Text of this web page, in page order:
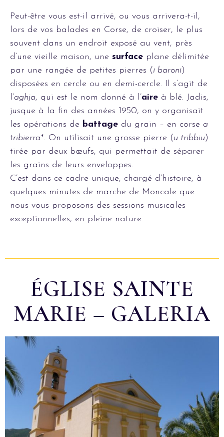
Peut-être vous est-il arrivé, ou vous arrivera-t-il,
lors de vos balades en Corse, de croiser, le plus
souvent dans un endroit exposé au vent, près
d’une vieille maison, une surface plane délimitée
par une rangée de petites pierres (i baroni)
disposées en cercle ou en demi-cercle. Il s’agit de
l’aghja, qui est le nom donné à l’aire à blé. Jadis,
jusque à la fin des années 1950, on y organisait
les opérations de battage du grain – en corse a
tribierra*. On utilisait une grosse pierre (u tribbiu)
tirée par deux bœufs, qui permettait de séparer
les grains de leurs enveloppes.
C’est dans ce cadre unique, chargé d’histoire, à
quelques minutes de marche de Moncale que
nous vous proposons des sessions musicales
exceptionnelles, en pleine nature.
ÉGLISE SAINTE
MARIE – GALERIA